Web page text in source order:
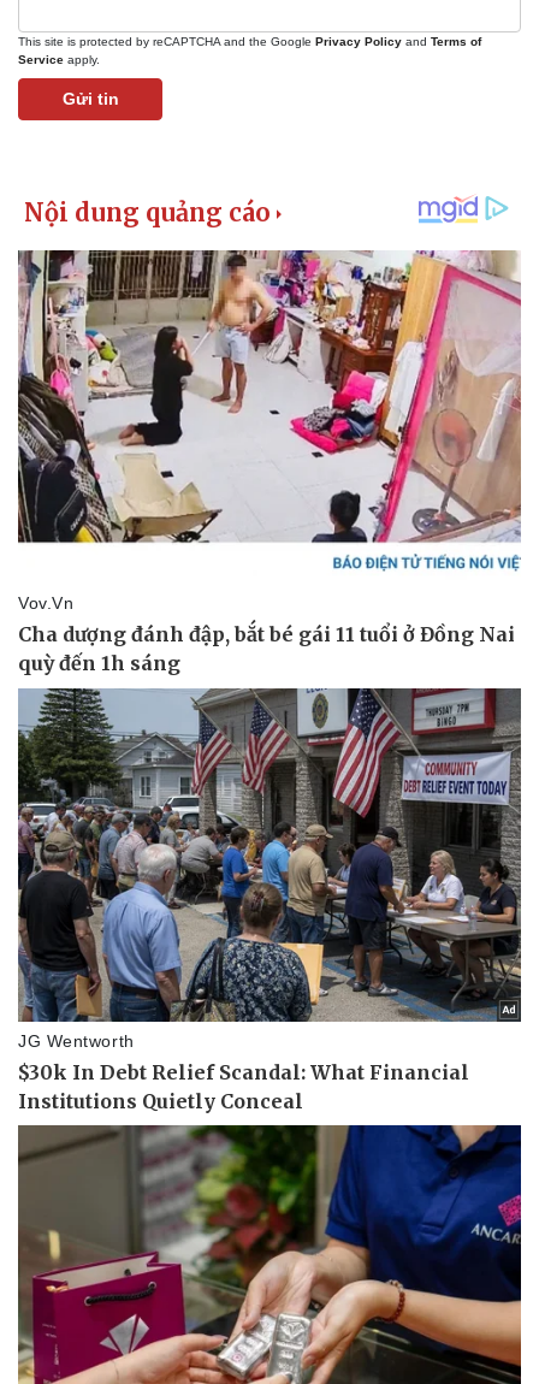
Pháp luật
Vụ án
Tin nóng
Tư vấn luật
Vũ khí
Việt Nam
Phân tích
This site is protected by reCAPTCHA and the Google Privacy Policy and Terms of
Service apply.
Gửi tin